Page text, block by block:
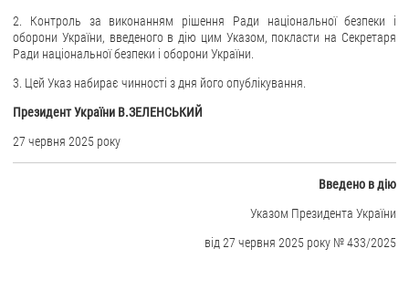
ЗВЕРНЕННЯ ГРОМАДЯН
Звернення громадян
ДОСТУП ДО ПУБЛІЧНОЇ ІНФОРМАЦІЇ
2. Контроль за виконанням рішення Ради національної безпеки і
оборони України, введеного в дію цим Указом, покласти на Секретаря
Ради національної безпеки і оборони України.
3. Цей Указ набирає чинності з дня його опублікування.
Президент України В.ЗЕЛЕНСЬКИЙ
27 червня 2025 року
Введено в дію
Указом Президента України
від 27 червня 2025 року № 433/2025